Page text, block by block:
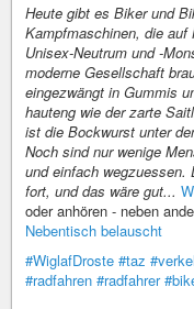
Heute gibt es Biker und
Kampfmaschinen, die
Unisex-Neutrum und -
moderne Gesellschaft
eingezwängt in Gummis
hauteng wie der zarte
ist die Bockwurst unter
Noch sind nur wenige
und einfach wegzuessen.
fort, und das wäre gut...
oder anhören - neben
Nebentisch belauscht
#WiglafDroste #taz
#radfahren #radfahrer